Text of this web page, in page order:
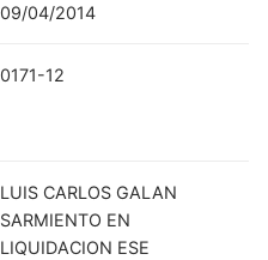
09/04/2014
0171-12
LUIS CARLOS GALAN
SARMIENTO EN
LIQUIDACION ESE